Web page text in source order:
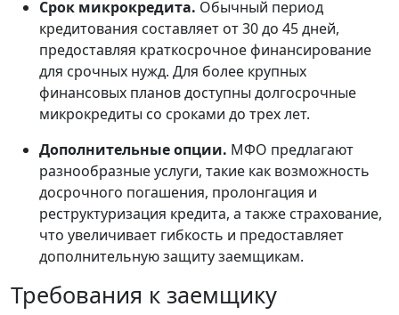
Срок микрокредита. Обычный период
кредитования составляет от 30 до 45 дней,
предоставляя краткосрочное финансирование
для срочных нужд. Для более крупных
финансовых планов доступны долгосрочные
микрокредиты со сроками до трех лет.
Дополнительные опции. МФО предлагают
разнообразные услуги, такие как возможность
досрочного погашения, пролонгация и
реструктуризация кредита, а также страхование,
что увеличивает гибкость и предоставляет
дополнительную защиту заемщикам.
Требования к заемщику